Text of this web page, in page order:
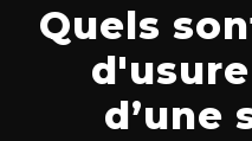
Quels
d’une